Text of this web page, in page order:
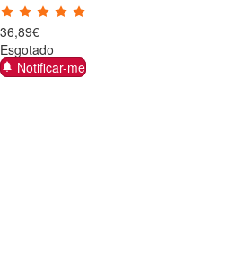
36,89€
Esgotado
Notificar-me